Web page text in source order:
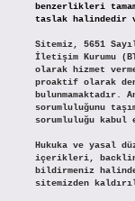
benzerlikleri
taslak halindedir
Sitemiz, 5651
İletişim Kurumu
olarak hizmet
proaktif olarak
sorumluluğunu
sorumluluğu
Hukuka ve yasal
içerikleri,
bildirmeniz
sitemizden